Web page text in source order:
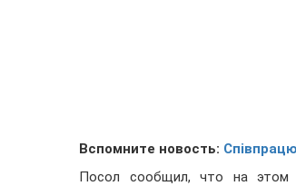
Вспомните новость:
Посол сообщил, что на этом